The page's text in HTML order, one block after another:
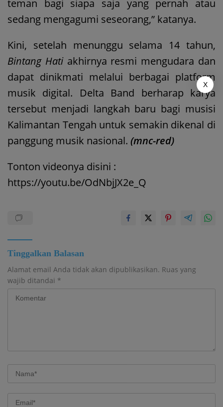
teman bagi siapa saja yang pernah atau
sedang mengagumi seseorang,” katanya.
Kini, setelah menunggu selama 14 tahun,
Bintang Hatiakhirnya resmi mengudara dan
dapat dinikmati melalui berbagai platform
musik digital. Delta Band berharap karya
tersebut menjadi langkah baru bagi musisi
Kalimantan Tengah untuk semakin dikenal di
panggung musik nasional. (mnc-red)
Tonton videonya disini :
https://youtu.be/OdNbjJX2e_Q
Tinggalkan Balasan
Alamat email Anda tidak akan dipublikasikan. Ruas yang
wajib ditandai *
X